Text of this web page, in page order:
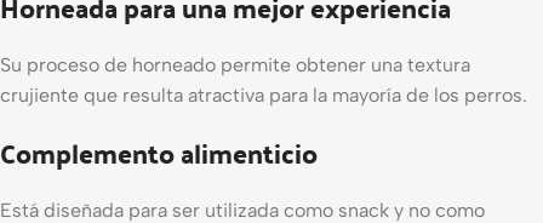
Su proceso de horneado permite obtener una textura
crujiente que resulta atractiva para la mayoría de los perros.
Complemento alimenticio
Está diseñada para ser utilizada como snack y no como